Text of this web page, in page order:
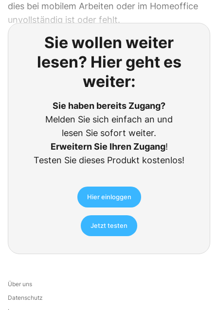
dies bei mobilem Arbeiten oder im Homeoffice
unvollständig ist oder fehlt.
Sie wollen weiter
lesen? Hier geht es
weiter:
Sie haben bereits Zugang?
Melden Sie sich einfach an und
lesen Sie sofort weiter.
Erweitern Sie Ihren Zugang!
Testen Sie dieses Produkt kostenlos!
Hier einloggen
Jetzt testen
Über uns
Datenschutz